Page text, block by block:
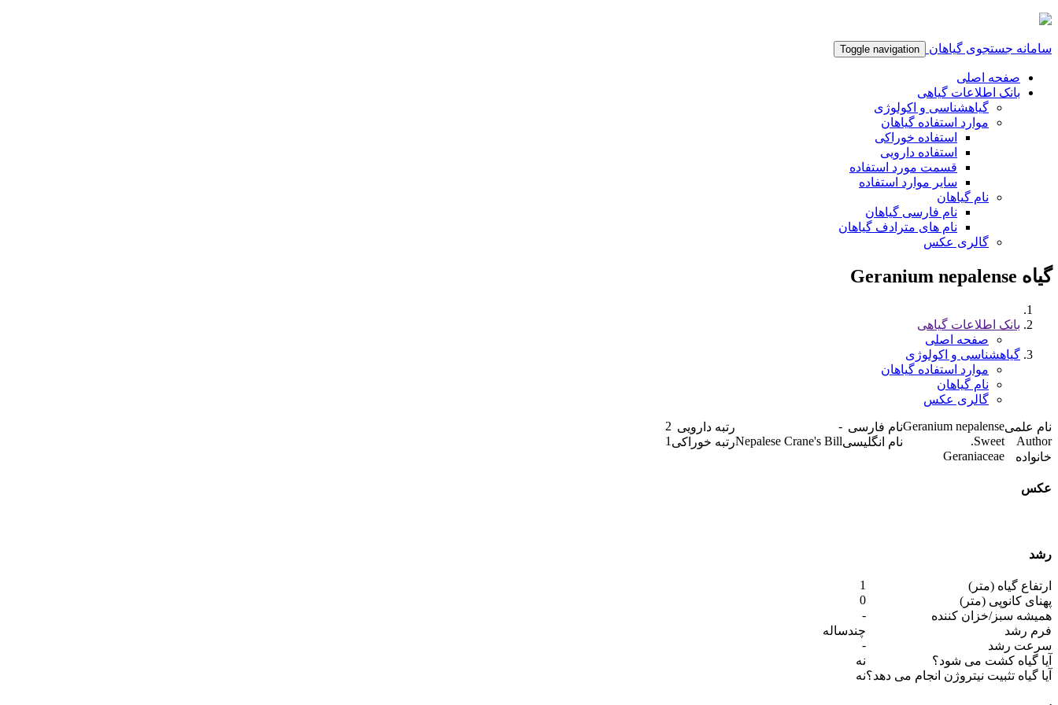
سامانه جستجوی گیاهان Toggle navigation
صفحه اصلی
بانک اطلاعات گیاهی
گیاهشناسی و اکولوژی
موارد استفاده گیاهان
استفاده خوراکی
استفاده دارویی
قسمت مورد استفاده
سایر موارد استفاده
نام گیاهان
نام فارسی گیاهان
نام های مترادف گیاهان
گالری عکس
گیاه Geranium nepalense
بانک اطلاعات گیاهی
صفحه اصلی
گیاهشناسی و اکولوژی
موارد استفاده گیاهان
نام گیاهان
گالری عکس
نام علمیGeranium nepalenseنام فارسی - رتبه دارویی 2
Author
Sweet. نام انگلیسیNepalese Crane's Billرتبه خوراکی 1
خانواده
Geraniaceae
عکس
رشد
ارتفاع گیاه (متر)
1
پهنای کانوپی (متر)
0
همیشه سبز/خزان کننده
-
فرم رشد
چندساله
سرعت رشد
-
آیا گیاه کشت می شود؟
نه
آیا گیاه تثبیت نیتروژن انجام می دهد؟نه